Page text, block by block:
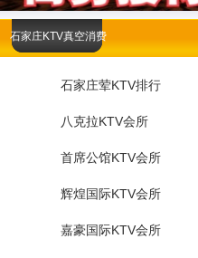
石家庄KTV真空消费
石家庄荤KTV排行
八克拉KTV会所
首席公馆KTV会所
辉煌国际KTV会所
嘉豪国际KTV会所